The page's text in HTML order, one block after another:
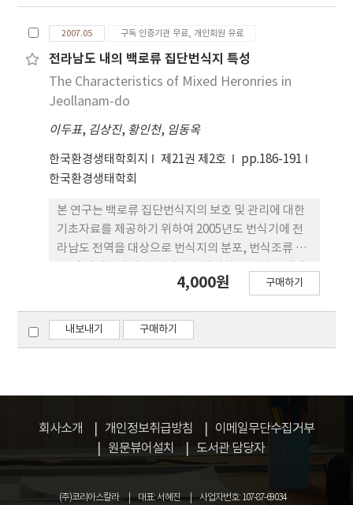
총 218분류군으로 나타났으며 그 가운데 80.74%가
다년생 식물로 나타났고 국화과 식물이 7.80%로 출
현빈도가 가장 높았다.
2007.05 구독 인증기관 무료, 개인회원 유료
전라남도 내의 백로류 집단번식지 특성
The Characteristics of Mixed Heronries in
Jeollanam-do
이두표, 김상진, 황인천, 임동옥
한국환경생태학회지 제21권 제2호
pp.186-191
한국환경생태학회
본 연구는 백로류 집단번식지의 보호 및 관리에 대한
기초자료를 제공하기 위하여 2005년도 번식기에 전
라남도 전역을 대상으로 번식지의 분포, 번식조류 종
에 중요한 번식지 특성을 파악하였다. 센서스 결과 집
으며 왜가리와 중대백로가 가장 많은 지 역(각각
92%)에서, 가장 많은 수(36.3%, 31.0%)가 번식하
2,346m2(500~7,000m2), 가까운 두 번식지간 거리
는 평균 18.1km(5.6~40.4km), 번식지와 마을간 거
리는 평균 297m(10~2,000m), 번식지 경사도는 평
균 18˚(2˚~40˚)이었으며 번식지 사면방향은 동쪽이
4,000원 구매하기
내보내기 구매하기
회사소개 개인정보취급방침
이메일무단수집거부
원문뷰어설치
도서관 담당자
(주)코리아스칼라 대표: 서혜진 사업자번호: 107-87-69034